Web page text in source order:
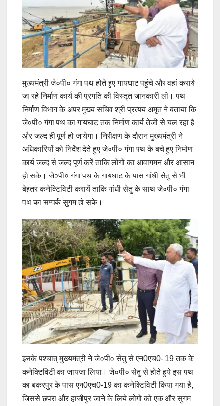
मुख्यमंत्री जे०पी० गंगा पथ होते हुए गायघाट पहुंचे और वहां कराये
जा रहे निर्माण कार्य की प्रगति की विस्तृत जानकारी ली। पथ
निर्माण विभाग के अपर मुख्य सचिव श्री प्रत्यय अमृत ने बताया कि
जे०पी० गंगा पथ का गायघाट तक निर्माण कार्य तेजी से चल रहा है
और जल्द ही पूर्ण हो जायेगा। निरीक्षण के दौरान मुख्यमंत्री ने
अधिकारियों को निर्देश देते हुए जे०पी० गंगा पथ के बचे हुए निर्माण
कार्य जल्द से जल्द पूर्ण करें ताकि लोगों का आवागमन और आसान
हो सके। जे०पी० गंगा पथ के गायघाट के पास गांधी सेतु से भी
बेहतर कनेक्टिविटी करायें ताकि गांधी सेतु के साथ जे०पी० गंगा
पथ का सम्पर्क सुगम हो सके।
इसके पश्चात् मुख्यमंत्री ने जे०पी० सेतु से एन0एच0- 19 तक के
कनेक्टिविटी का जायजा लिया। जे०पी० सेतु से होते हुये इस पथ
का बकरपुर के पास एन0एच0-19 का कनेक्टिविटी किया गया है,
जिससे छपरा और हाजीपुर जाने के लिये लोगों को एक और सुगम